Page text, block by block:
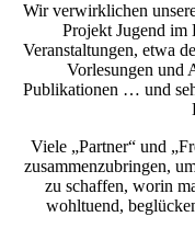
Wir verwirklichen
Projekt Jugend im
Veranstaltungen, etwa
Vorlesungen und
Publikationen … und
Viele „Partner“ und
zusammenzubringen,
zu schaffen, worin
wohltuend,